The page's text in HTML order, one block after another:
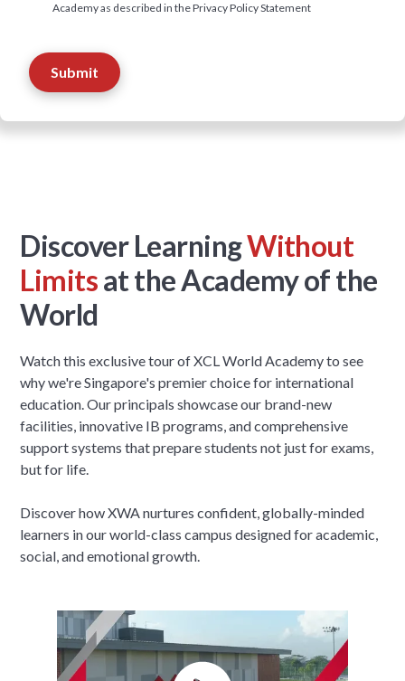
Academy as described in the Privacy Policy Statement
Discover LearningWithout
Limitsat the Academy of the
World
Watch this exclusive tour of XCL World Academy to see
why we're Singapore's premier choice for international
education. Our principals showcase our brand-new
facilities, innovative IB programs, and comprehensive
support systems that prepare students not just for exams,
but for life.
Discover how XWA nurtures confident, globally-minded
learners in our world-class campus designed for academic,
social, and emotional growth.